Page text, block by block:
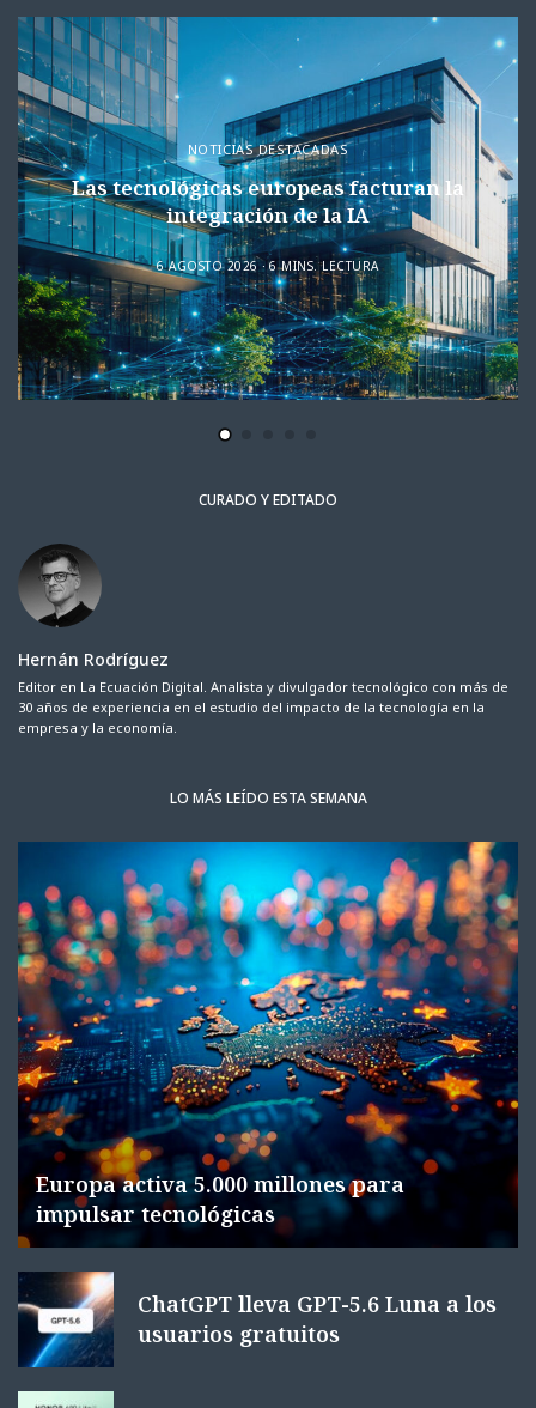
NOTICIAS DESTACADAS
Las tecnológicas europeas facturan la
integración de la IA
6 AGOSTO 2026 6 MINS. LECTURA
CURADO Y EDITADO
Hernán Rodríguez
Editor en La Ecuación Digital. Analista y divulgador tecnológico con más de
30 años de experiencia en el estudio del impacto de la tecnología en la
empresa y la economía.
LO MÁS LEÍDO ESTA SEMANA
Europa activa 5.000 millones para
impulsar tecnológicas
ChatGPT lleva GPT-5.6 Luna a los
usuarios gratuitos